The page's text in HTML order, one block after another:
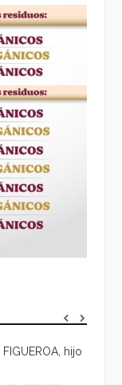
FIGUEROA, hijo